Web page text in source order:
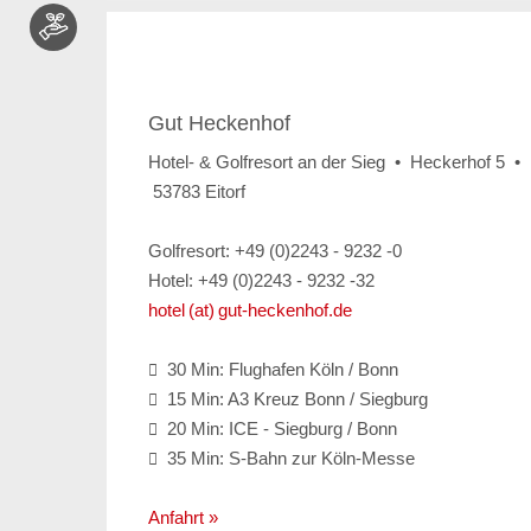
Gut Heckenhof
Hotel- & Golfresort an der Sieg • Heckerhof 5 •
53783 Eitorf
Golfresort: +49 (0)2243 - 9232 -0
Hotel: +49 (0)2243 - 9232 -32
hotel (at) gut-heckenhof.de
 30 Min: Flughafen Köln / Bonn
 15 Min: A3 Kreuz Bonn / Siegburg
 20 Min: ICE - Siegburg / Bonn
 35 Min: S-Bahn zur Köln-Messe
Anfahrt »